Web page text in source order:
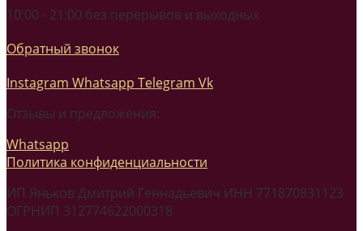
10:00 - 21:00 без перерывов и выходных
Обратный звонок
Instagram Whatsapp Telegram Vk
Отзывы и предложения:
Whatsapp
Политика конфиденциальности
ИП Яньков Дмитрий Геннадьевич ИНН 771870831123
ОГРНИП 312774622000318